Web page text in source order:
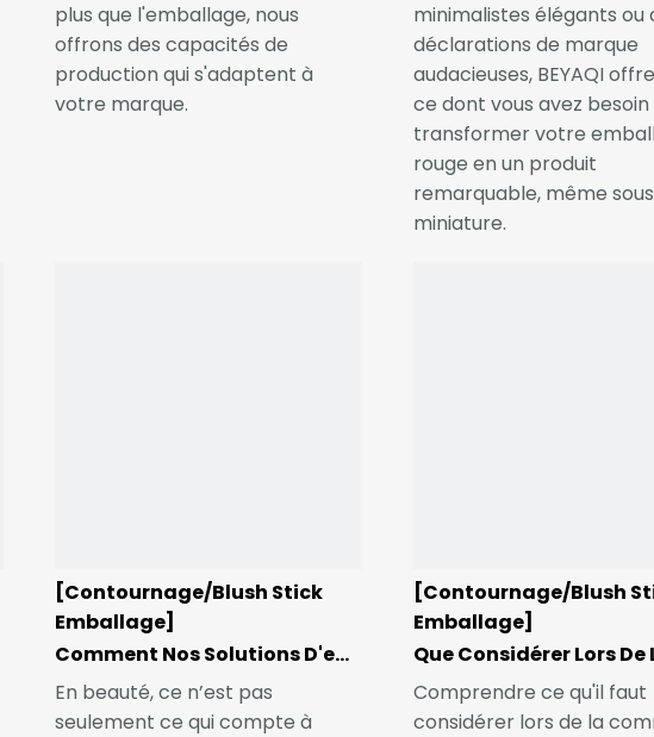
plus que l'emballage, nous
offrons des capacités de
production qui s'adaptent à
votre marque.
minimalistes élégants ou
déclarations de marque
audacieuses, BEYAQI
ce dont vous avez
transformer votre
rouge en un produit
remarquable, même
miniature.
[Contournage/Blush Stick
Emballage]
Comment Nos Solutions D'emballage Blush Personnalisées Créent Des Impressions Durables
En beauté, ce n’est pas
seulement ce qui compte à
[Contournage/Blush
Emballage]
Comprendre ce qu'il faut
considérer lors de la